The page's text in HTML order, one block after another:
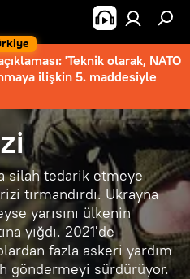
'Teknik olarak, NATO
ilişkin 5. maddesiyle
silah tedarik etmeye
tırmandırdı. Ukrayna
yarısını ülkenin
yığdı. 2021'de
fazla askeri yardım
göndermeyi sürdürüyor.